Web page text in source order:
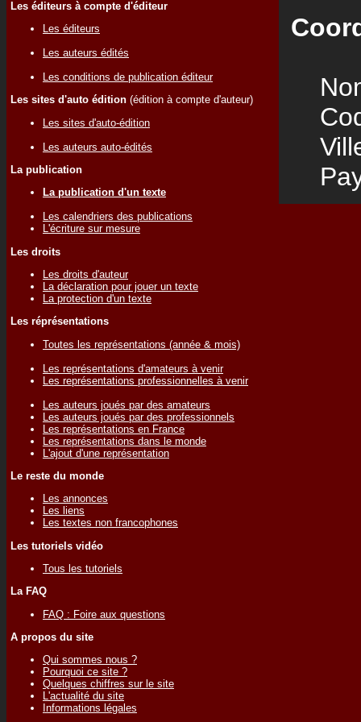
Les éditeurs à compte d'éditeur
Les éditeurs
Les auteurs édités
Les conditions de publication éditeur
Les sites d'auto édition (édition à compte d'auteur)
Les sites d'auto-édition
Les auteurs auto-édités
La publication
La publication d'un texte
Les calendriers des publications
L'écriture sur mesure
Les droits
Les droits d'auteur
La déclaration pour jouer un texte
La protection d'un texte
Les réprésentations
Toutes les représentations (année & mois)
Les représentations d'amateurs à venir
Les représentations professionnelles à venir
Les auteurs joués par des amateurs
Les auteurs joués par des professionnels
Les représentations en France
Les représentations dans le monde
L'ajout d'une représentation
Le reste du monde
Les annonces
Les liens
Les textes non francophones
Les tutoriels vidéo
Tous les tutoriels
La FAQ
FAQ : Foire aux questions
A propos du site
Qui sommes nous ?
Pourquoi ce site ?
Quelques chiffres sur le site
L'actualité du site
Informations légales